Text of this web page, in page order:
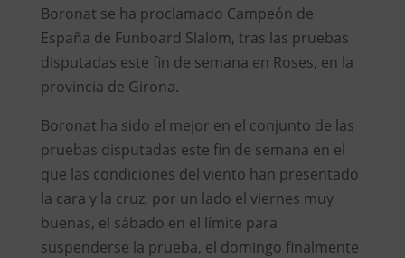
Boronat se ha proclamado Campeón de
España de Funboard Slalom, tras las pruebas
disputadas este fin de semana en Roses, en la
provincia de Girona.
Boronat ha sido el mejor en el conjunto de las
pruebas disputadas este fin de semana en el
que las condiciones del viento han presentado
la cara y la cruz, por un lado el viernes muy
buenas, el sábado en el límite para
suspenderse la prueba, el domingo finalmente